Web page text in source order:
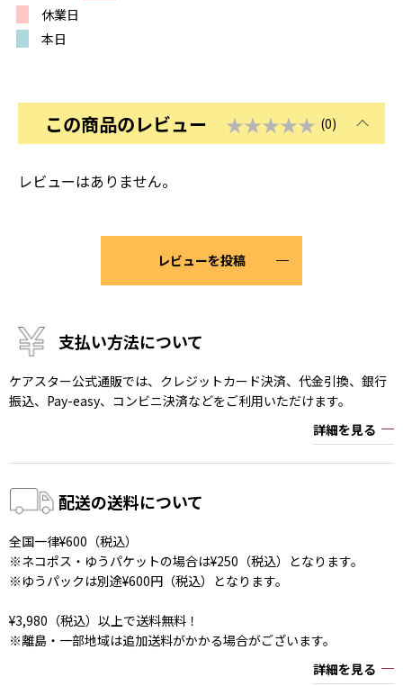
休業日
本日
この商品のレビュー ★★★★★ (0)
レビューはありません。
レビューを投稿
支払い方法について
ケアスター公式通販では、クレジットカード決済、代金引換、銀行
振込、Pay-easy、コンビニ決済などをご利用いただけます。
詳細を見る
配送の送料について
全国一律¥600（税込）
※ネコポス・ゆうパケットの場合は¥250（税込）となります。
※ゆうパックは別途¥600円（税込）となります。
¥3,980（税込）以上で送料無料！
※離島・一部地域は追加送料がかかる場合がございます。
詳細を見る